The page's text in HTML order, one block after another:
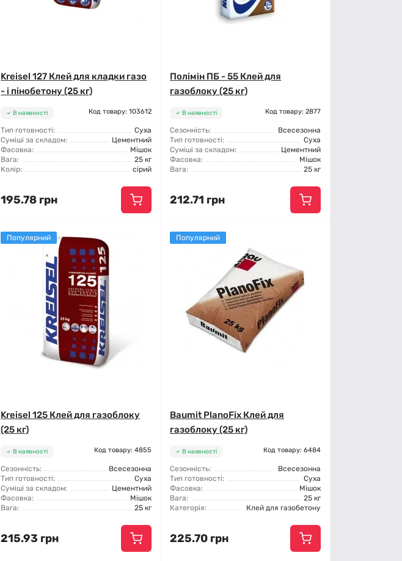
Kreisel 127 Клей для кладки газо
- і пінобетону (25 кг)
В наявності Код товару: 103612
Тип готовності:
Суха
Суміші за складом:
Цементний
Фасовка:
Мішок
Вага:
25 кг
Колір:
сірий
195.78 грн
Полімін ПБ - 55 Клей для
газоблоку (25 кг)
В наявності Код товару: 2877
Сезонність:
Всесезонна
Тип готовності:
Суха
Суміші за складом:
Цементний
Фасовка:
Мішок
Вага:
25 кг
212.71 грн
Популярний
Kreisel 125 Клей для газоблоку
(25 кг)
В наявності Код товару: 4855
Сезонність:
Всесезонна
Тип готовності:
Суха
Суміші за складом:
Цементний
Фасовка:
Мішок
Вага:
25 кг
215.93 грн
Популярний
Baumit PlanoFix Клей для
газоблоку (25 кг)
В наявності Код товару: 6484
Сезонність:
Всесезонна
Тип готовності:
Суха
Фасовка:
Мішок
Вага:
25 кг
Категорія:
Клей для газобетону
225.70 грн